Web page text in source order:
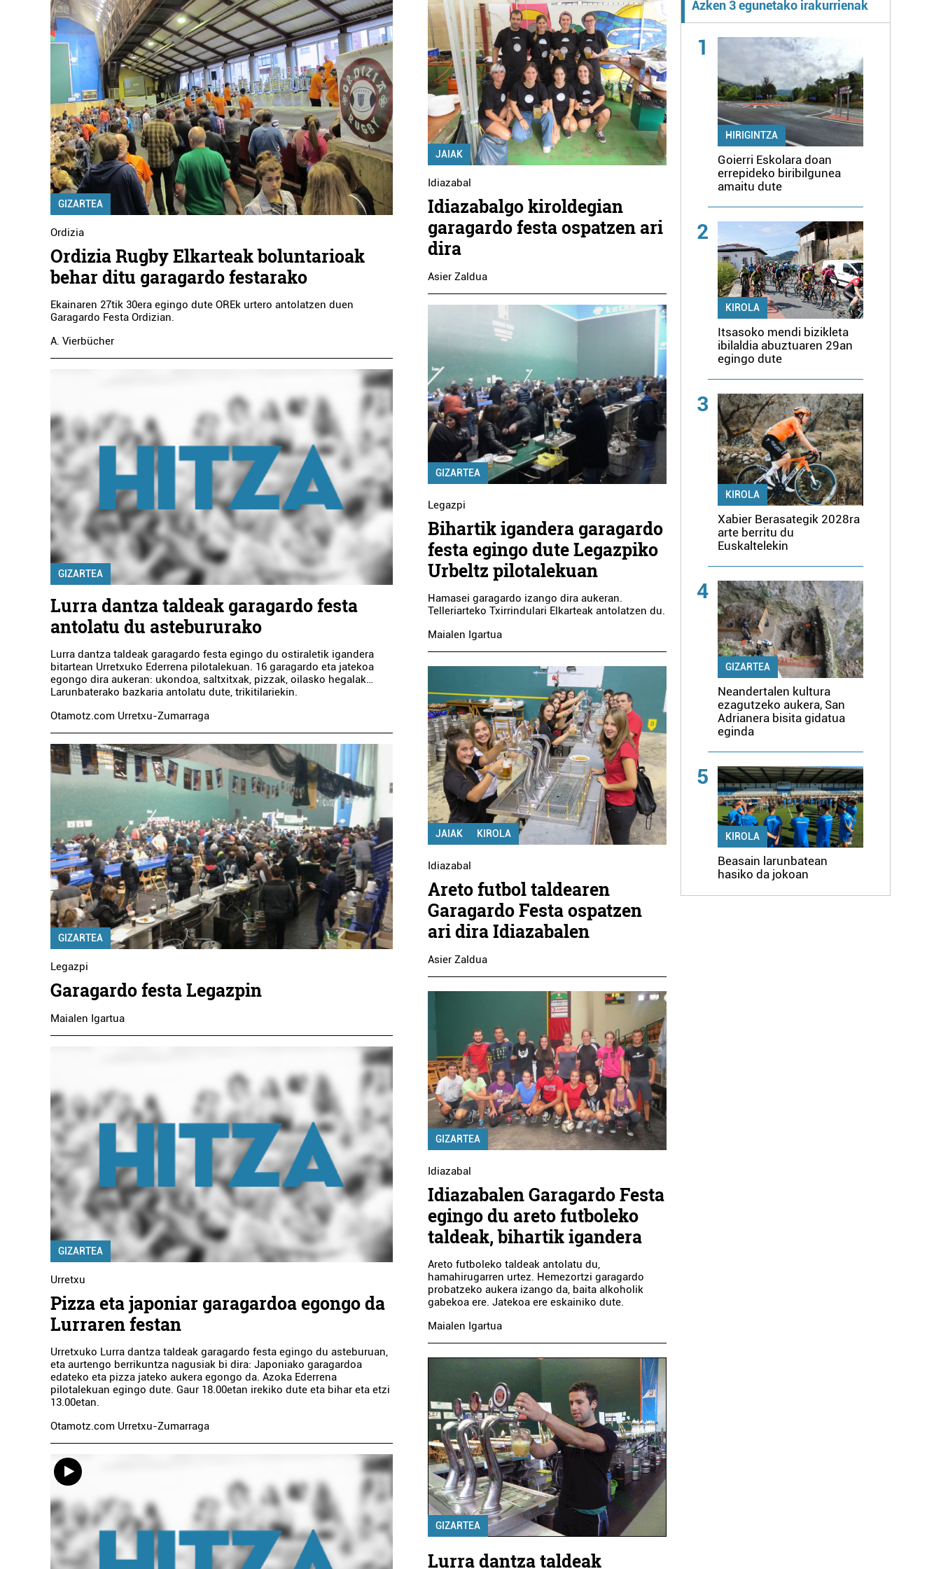
GIZARTEA
Ordizia
Ordizia Rugby Elkarteak boluntarioak
behar ditu garagardo festarako
Ekainaren 27tik 30era egingo dute OREk urtero antolatzen duen
Garagardo Festa Ordizian.
A. Vierbücher
GIZARTEA
Lurra dantza taldeak garagardo festa
antolatu du astebururako
Lurra dantza taldeak garagardo festa egingo du ostiraletik igandera
bitartean Urretxuko Ederrena pilotalekuan. 16 garagardo eta jatekoa
egongo dira aukeran: ukondoa, saltxitxak, pizzak, oilasko hegalak…
Larunbaterako bazkaria antolatu dute, trikitilariekin.
Otamotz.com Urretxu-Zumarraga
GIZARTEA
Legazpi
Garagardo festa Legazpin
Maialen Igartua
GIZARTEA
Urretxu
Pizza eta japoniar garagardoa egongo da
Lurraren festan
Urretxuko Lurra dantza taldeak garagardo festa egingo du asteburuan,
eta aurtengo berrikuntza nagusiak bi dira: Japoniako garagardoa
edateko eta pizza jateko aukera egongo da. Azoka Ederrena
pilotalekuan egingo dute. Gaur 18.00etan irekiko dute eta bihar eta etzi
13.00etan.
Otamotz.com Urretxu-Zumarraga
JAIAK
Idiazabal
Idiazabalgo kiroldegian
garagardo festa ospatzen ari
dira
Asier Zaldua
GIZARTEA
Legazpi
Bihartik igandera garagardo
festa egingo dute Legazpiko
Urbeltz pilotalekuan
Hamasei garagardo izango dira aukeran.
Telleriarteko Txirrindulari Elkarteak antolatzen du.
Maialen Igartua
JAIAK KIROLA
Idiazabal
Areto futbol taldearen
Garagardo Festa ospatzen
ari dira Idiazabalen
Asier Zaldua
GIZARTEA
Idiazabal
Idiazabalen Garagardo Festa
egingo du areto futboleko
taldeak, bihartik igandera
Areto futboleko taldeak antolatu du,
hamahirugarren urtez. Hemezortzi garagardo
probatzeko aukera izango da, baita alkoholik
gabekoa ere. Jatekoa ere eskainiko dute.
Maialen Igartua
GIZARTEA
Lurra dantza taldeak
Azken 3 egunetako irakurrienak
1
HIRIGINTZA
Goierri Eskolara doan
errepideko biribilgunea
amaitu dute
2
KIROLA
Itsasoko mendi bizikleta
ibilaldia abuztuaren 29an
egingo dute
3
KIROLA
Xabier Berasategik 2028ra
arte berritu du
Euskaltelekin
4
GIZARTEA
Neandertalen kultura
ezagutzeko aukera, San
Adrianera bisita gidatua
eginda
5
KIROLA
Beasain larunbatean
hasiko da jokoan